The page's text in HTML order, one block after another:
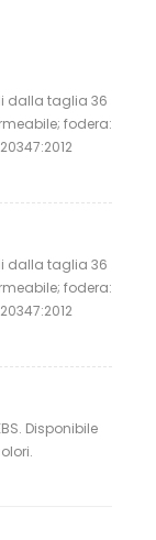
dalla taglia 36
fodera:
dalla taglia 36
fodera:
Disponibile